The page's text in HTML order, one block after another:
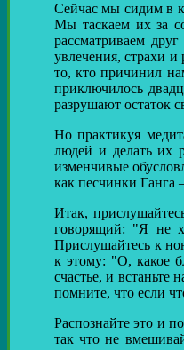
Сейчас мы сидим в
Мы таскаем их за
рассматриваем
увлечения, страхи
то, кто причинил
приключилось
разрушают остаток
Но практикуя
людей и делать их
изменчивые
как песчинки Ганга
Итак,
говорящий: "Я не
Прислушайтесь к
к этому: "О, какое
счастье, и встаньте
помните, что если
Распознайте это и
так что не